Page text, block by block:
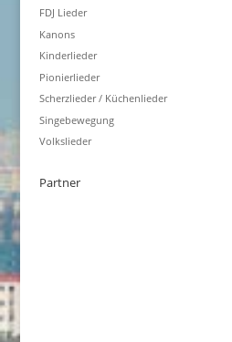
FDJ Lieder
Kanons
Kinderlieder
Pionierlieder
Scherzlieder / Küchenlieder
Singebewegung
Volkslieder
Partner